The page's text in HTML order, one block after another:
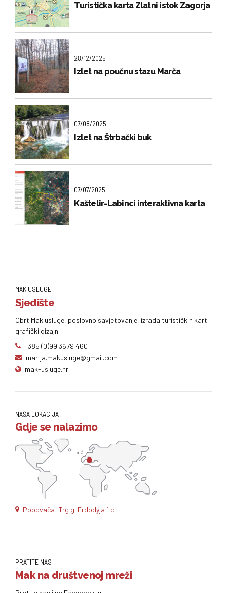
Turistička karta Zlatni istok Zagorja
28/12/2025
Izlet na poučnu stazu Marča
07/08/2025
Izlet na Štrbački buk
07/07/2025
Kaštelir-Labinci interaktivna karta
MAK USLUGE
Sjedište
Obrt Mak usluge, poslovno savjetovanje, izrada turističkih karti i
grafički dizajn.
+385 (0)99 3679 460
marija.makusluge@gmail.com
mak-usluge.hr
NAŠA LOKACIJA
Gdje se nalazimo
Popovača: Trg g. Erdodyja 1 c
PRATITE NAS
Mak na društvenoj mreži